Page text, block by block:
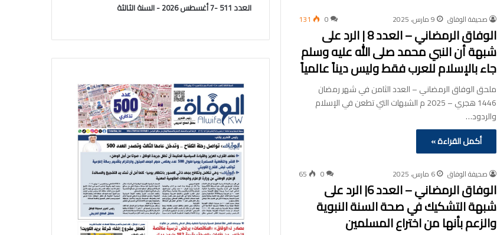
صحيفة الوفاق 9 مارس، 2025 0
131
الوفاق الرمضاني – العدد 8 | الرد على
شبهة أن النبي محمد صلى الله عليه وسلم
جاء بالإسلام للعرب فقط وليس ديناً عالمياً
ملحق الوفاق الرمضاني – العدد الثامن في شهر رمضان
1446 هجري – 2025 م الشبهات التي تطعن في الإسلام
والردود…
أكمل القراءة »
صحيفة الوفاق 6 مارس، 2025 0
65
الوفاق الرمضاني – العدد 6| الرد على
شبهة التشكيك في صحة السنة النبوية
والزعم بأنها من اختراع المسلمين
العدد 511 -7 أغسطس 2026 - السنة الثالثة